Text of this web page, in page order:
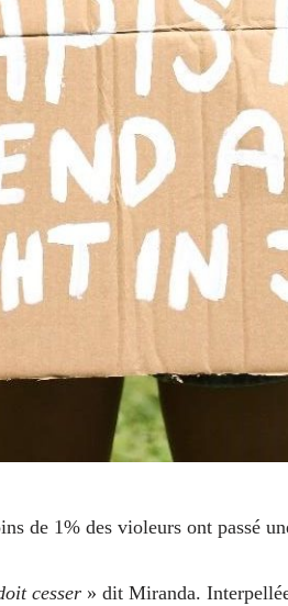
de 1% des violeurs ont passé
cesser » dit Miranda.